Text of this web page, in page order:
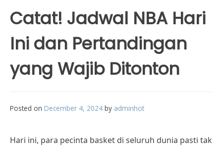
Catat! Jadwal NBA Hari
Ini dan Pertandingan
yang Wajib Ditonton
Posted on December 4, 2024 by adminhot
Hari ini, para pecinta basket di seluruh dunia pasti tak